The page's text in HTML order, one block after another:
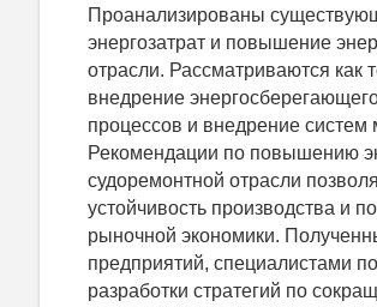
Проанализированы
энергозатрат и повышение
отрасли. Рассматриваются как
внедрение
процессов и внедрение систем
Рекомендации по повышению
судоремонтной отрасли
устойчивость производства и
рыночной экономики.
предприятий, специалистами
разработки стратегий по